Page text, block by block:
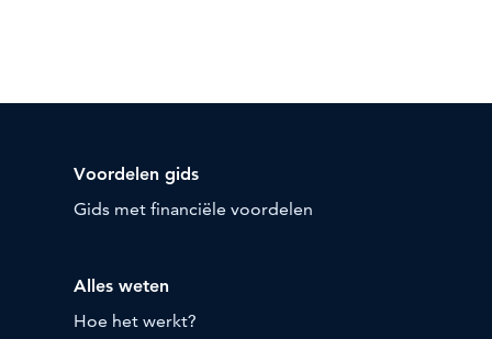
Voordelen gids
Gids met financiële voordelen
Alles weten
Hoe het werkt?